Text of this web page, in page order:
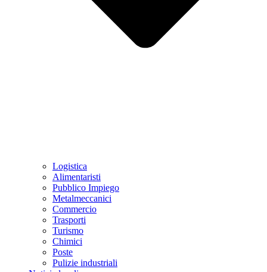
Logistica
Alimentaristi
Pubblico Impiego
Metalmeccanici
Commercio
Trasporti
Turismo
Chimici
Poste
Pulizie industriali